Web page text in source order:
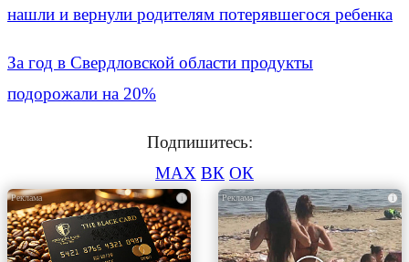
нашли и вернули родителям потерявшегося ребенка
За год в Свердловской области продукты
подорожали на 20%
Подпишитесь:
MAX ВК ОК
i i